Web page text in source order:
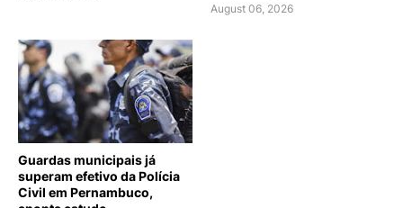
August 06, 2026
Guardas municipais já
superam efetivo da Polícia
Civil em Pernambuco,